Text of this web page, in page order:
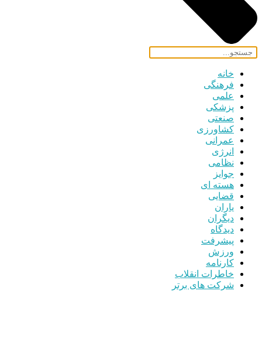
خانه
فرهنگی
علمی
پزشکی
صنعتی
کشاورزی
عمرانی
انرژی
نظامی
جوایز
هسته ای
قضایی
یاران
دیگران
دیدگاه
پیشرفت
ورزش
کارنامه
خاطرات انقلاب
شرکت های برتر